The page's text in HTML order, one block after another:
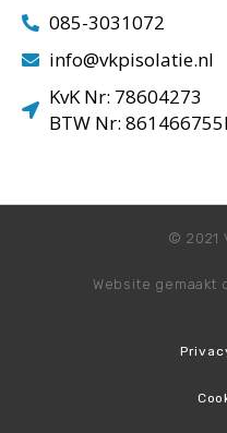
085-3031072
info@vkpisolatie.nl
KvK Nr: 78604273
BTW Nr:
© 2021
Website gemaakt